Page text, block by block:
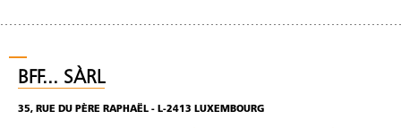
BFF... SÀRL
35, RUE DU PÈRE RAPHAËL - L-2413 LUXEMBOURG